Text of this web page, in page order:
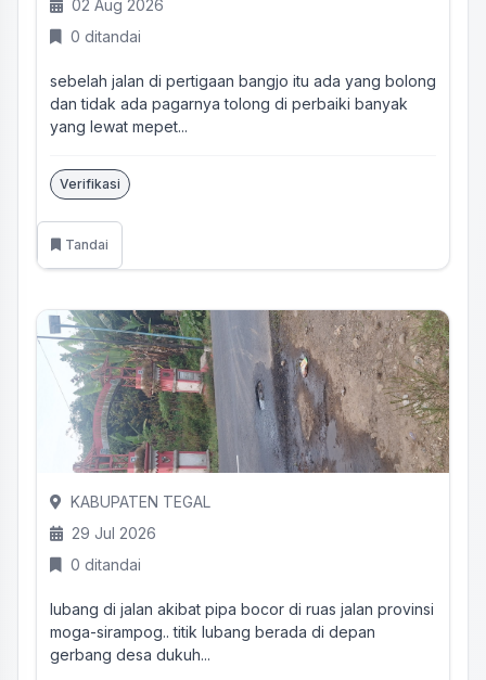
02 Aug 2026
0 ditandai
sebelah jalan di pertigaan bangjo itu ada yang bolong
dan tidak ada pagarnya tolong di perbaiki banyak
yang lewat mepet...
Verifikasi
Tandai
KABUPATEN TEGAL
29 Jul 2026
0 ditandai
lubang di jalan akibat pipa bocor di ruas jalan provinsi
moga-sirampog.. titik lubang berada di depan
gerbang desa dukuh...